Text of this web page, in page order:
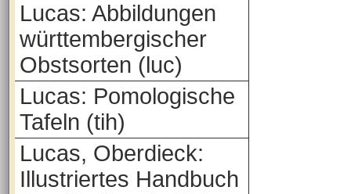
Lucas: Abbildungen
württembergischer
Obstsorten (luc)
Lucas: Pomologische
Tafeln (tih)
Lucas, Oberdieck:
Illustriertes Handbuch